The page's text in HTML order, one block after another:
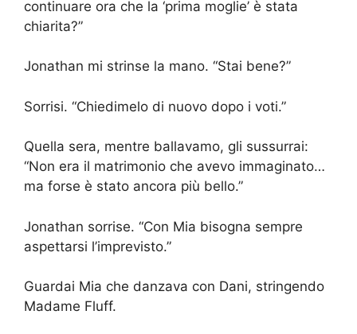
continuare ora che la ‘prima moglie’ è stata
chiarita?”
Jonathan mi strinse la mano. “Stai bene?”
Sorrisi. “Chiedimelo di nuovo dopo i voti.”
Quella sera, mentre ballavamo, gli sussurrai:
“Non era il matrimonio che avevo immaginato…
ma forse è stato ancora più bello.”
Jonathan sorrise. “Con Mia bisogna sempre
aspettarsi l’imprevisto.”
Guardai Mia che danzava con Dani, stringendo
Madame Fluff.